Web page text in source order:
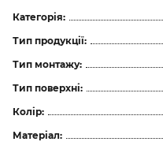
Категорія:
Тип продукції:
Тип монтажу:
Тип поверхні:
Колір:
Матеріал: